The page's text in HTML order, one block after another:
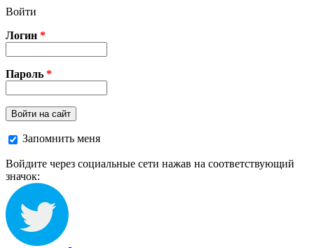
Перейти к основному содержанию
Войти
Логин *
Пароль *
Войти на сайт
Запомнить меня
Войдите через социальные сети нажав на соответствующий
значок: